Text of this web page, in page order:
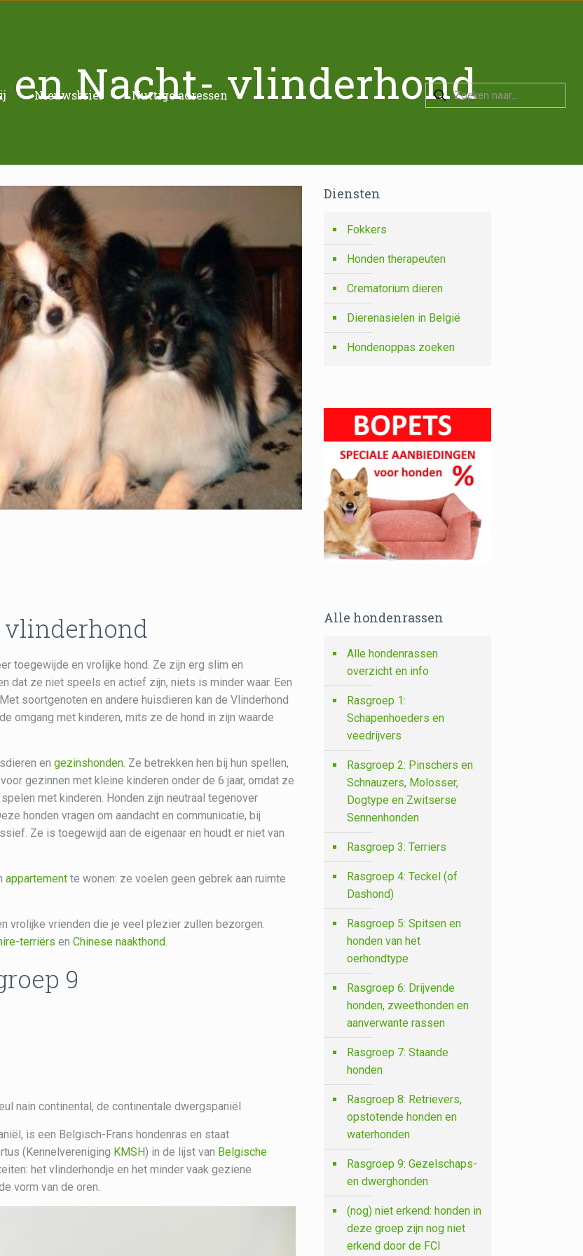
Nieuwsbrief Nuttige adressen
Nacht- vlinderhond
toegewijde en vrolijke hond. Ze zijn erg slim en
dat ze niet speels en actief zijn, niets is minder waar. Een
soortgenoten en andere huisdieren kan de Vlinderhond
omgang met kinderen, mits ze de hond in zijn waarde
engezinshonden. Ze betrekken hen bij hun spellen,
gezinnen met kleine kinderen onder de 6 jaar, omdat ze
met kinderen. Honden zijn neutraal tegenover
honden vragen om aandacht en communicatie, bij
Ze is toegewijd aan de eigenaar en houdt er niet van
appartement te wonen: ze voelen geen gebrek aan ruimte
vrolijke vrienden die je veel plezier zullen bezorgen.
terriërs enChinese naakthond.
9
nain continental, de continentale dwergspaniël
is een Belgisch-Frans hondenras en staat
(Kennelvereniging KMSH) in de lijst van Belgische
het vlinderhondje en het minder vaak geziene
vorm van de oren.
Diensten
Fokkers
Honden therapeuten
Crematorium dieren
Dierenasielen in België
Hondenoppas zoeken
Alle hondenrassen
Alle hondenrassen
overzicht en info
Rasgroep 1:
Schapenhoeders en
veedrijvers
Rasgroep 2: Pinschers en
Schnauzers, Molosser,
Dogtype en Zwitserse
Sennenhonden
Rasgroep 3: Terriers
Rasgroep 4: Teckel (of
Dashond)
Rasgroep 5: Spitsen en
honden van het
oerhondtype
Rasgroep 6: Drijvende
honden, zweethonden en
aanverwante rassen
Rasgroep 7: Staande
honden
Rasgroep 8: Retrievers,
opstotende honden en
waterhonden
Rasgroep 9: Gezelschaps-
en dwerghonden
(nog) niet erkend: honden in
deze groep zijn nog niet
erkend door de FCI